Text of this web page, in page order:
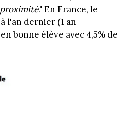
." En France, le
l'an dernier (1 an
bonne élève avec 4,5% de